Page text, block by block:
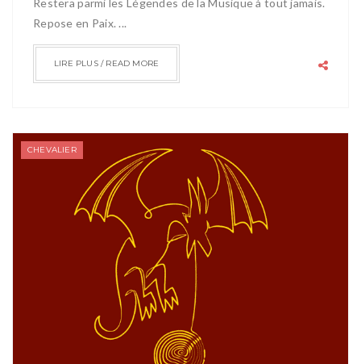
Repose en Paix. ...
LIRE PLUS / READ MORE
CHEVALIER